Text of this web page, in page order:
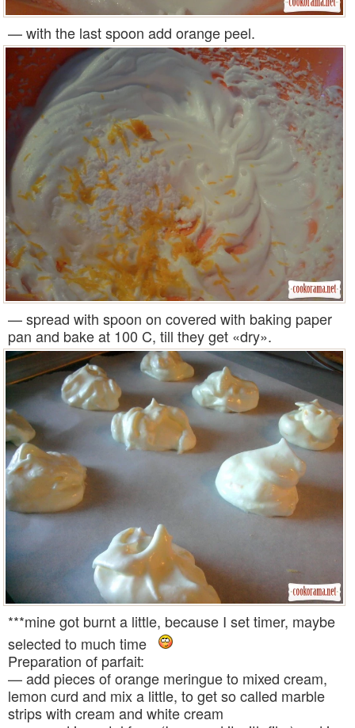
— with the last spoon add orange peel.
— spread with spoon on covered with baking paper
pan and bake at 100 C, till they get «dry».
***mine got burnt a little, because I set timer, maybe
selected to much time
Preparation of parfait:
— add pieces of orange meringue to mixed cream,
lemon curd and mix a little, to get so called marble
strips with cream and white cream